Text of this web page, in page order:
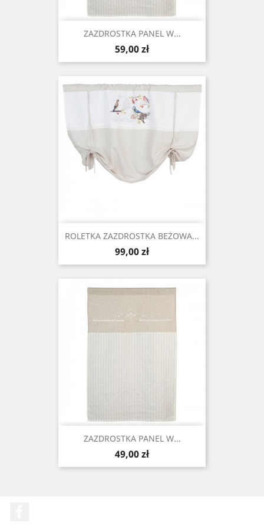
ZAZDROSTKA PANEL W...
Cena
59,00 zł
ROLETKA ZAZDROSTKA BEŻOWA...
Cena
99,00 zł
ZAZDROSTKA PANEL W...
Cena
49,00 zł